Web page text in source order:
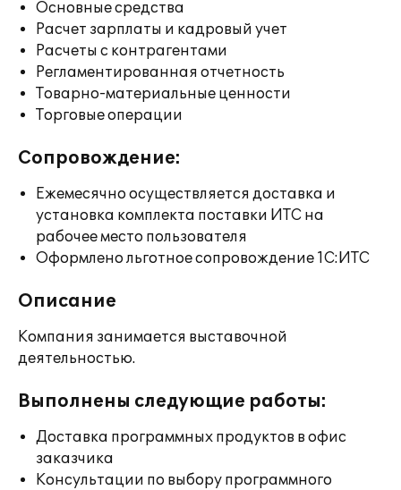
Основные средства
Расчет зарплаты и кадровый учет
Расчеты с контрагентами
Регламентированная отчетность
Товарно-материальные ценности
Торговые операции
Сопровождение:
Ежемесячно осуществляется доставка и
установка комплекта поставки ИТС на
рабочее место пользователя
Оформлено льготное сопровождение 1С:ИТС
Описание
Компания занимается выставочной
деятельностью.
Выполнены следующие работы:
Доставка программных продуктов в офис
заказчика
Консультации по выбору программного